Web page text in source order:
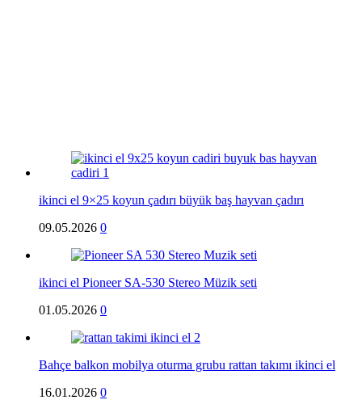
ikinci el 9×25 koyun çadırı büyük baş hayvan çadırı
09.05.2026 0
ikinci el Pioneer SA-530 Stereo Müzik seti
01.05.2026 0
Bahçe balkon mobilya oturma grubu rattan takımı ikinci el
16.01.2026 0